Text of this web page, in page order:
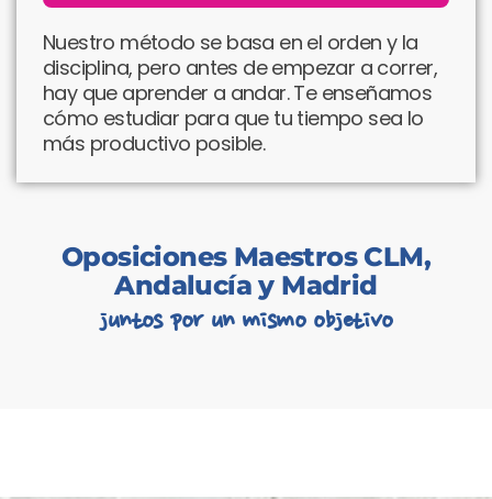
Nuestro método se basa en el orden y la
disciplina, pero antes de empezar a correr,
hay que aprender a andar. Te enseñamos
cómo estudiar para que tu tiempo sea lo
más productivo posible.
Oposiciones Maestros CLM,
Andalucía y Madrid
juntos por un mismo objetivo